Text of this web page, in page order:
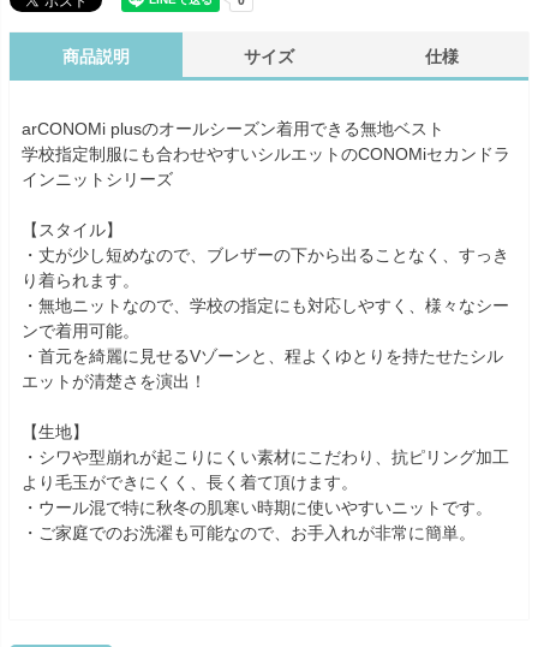
商品説明 サイズ 仕様
arCONOMi plusのオールシーズン着用できる無地ベスト
学校指定制服にも合わせやすいシルエットのCONOMiセカンドラ
インニットシリーズ
【スタイル】
・丈が少し短めなので、ブレザーの下から出ることなく、すっき
り着られます。
・無地ニットなので、学校の指定にも対応しやすく、様々なシー
ンで着用可能。
・首元を綺麗に見せるVゾーンと、程よくゆとりを持たせたシル
エットが清楚さを演出！
【生地】
・シワや型崩れが起こりにくい素材にこだわり、抗ピリング加工
より毛玉ができにくく、長く着て頂けます。
・ウール混で特に秋冬の肌寒い時期に使いやすいニットです。
・ご家庭でのお洗濯も可能なので、お手入れが非常に簡単。